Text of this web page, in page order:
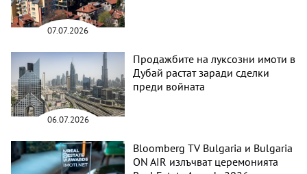
07.07.2026
06.07.2026
Продажбите на луксозни имоти в
Дубай растат заради сделки
преди войната
Bloomberg TV Bulgaria и Bulgaria
ON AIR излъчват церемонията